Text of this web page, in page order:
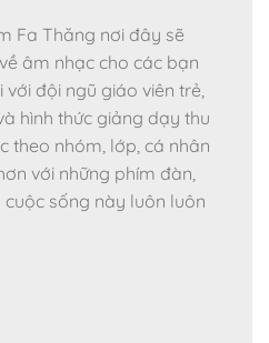
Fa Thăng nơi đây sẽ
âm nhạc cho các bạn
đội ngũ giáo viên trẻ,
hình thức giảng dạy thu
theo nhóm, lớp, cá nhân
với những phím đàn,
sống này luôn luôn